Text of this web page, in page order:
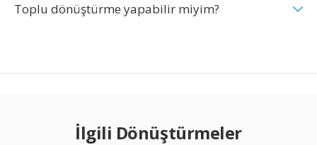
Toplu dönüştürme yapabilir miyim?
İlgili Dönüştürmeler